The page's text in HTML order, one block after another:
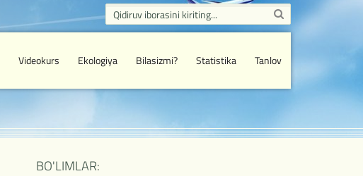
Videokurs Ekologiya Bilasizmi? Statistika Tanlov
BO'LIMLAR: